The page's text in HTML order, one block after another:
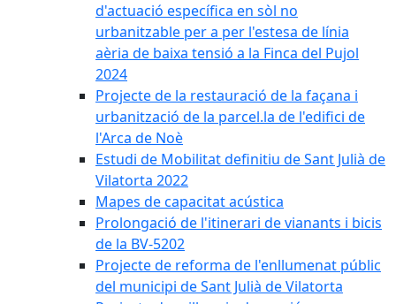
d'actuació específica en sòl no
urbanitzable per a per l'estesa de línia
aèria de baixa tensió a la Finca del Pujol
2024
Projecte de la restauració de la façana i
urbanització de la parcel.la de l'edifici de
l'Arca de Noè
Estudi de Mobilitat definitiu de Sant Julià de
Vilatorta 2022
Mapes de capacitat acústica
Prolongació de l'itinerari de vianants i bicis
de la BV-5202
Projecte de reforma de l'enllumenat públic
del municipi de Sant Julià de Vilatorta